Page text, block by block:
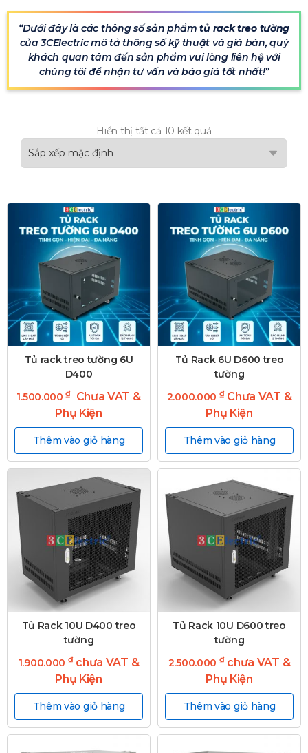
Dưới đây là các thông số sản phẩmtủ rack treo tường
của 3CElectric mô tả thông số kỹ thuật và giá bán, quý
khách quan tâm đến sản phẩm vui lòng liên hệ với
chúng tôi để nhận tư vấn và báo giá tốt nhất!
Hiển thị tất cả 10 kết quả
Tủ rack treo tường 6U
D400
1.500.000₫
Chưa VAT &
Phụ Kiện
Thêm vào giỏ hàng
Tủ Rack 6U D600 treo
tường
2.000.000 ₫Chưa VAT &
Phụ Kiện
Thêm vào giỏ hàng
Tủ Rack 10U D400 treo
tường
1.900.000 ₫chưa VAT &
Phụ Kiện
Thêm vào giỏ hàng
Tủ Rack 10U D600 treo
tường
2.500.000 ₫chưa VAT &
Phụ Kiện
Thêm vào giỏ hàng